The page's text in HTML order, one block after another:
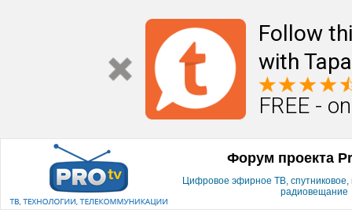
Follow
with
FREE -
Форум проекта
Цифровое эфирное ТВ, спутниковое,
радиовещание